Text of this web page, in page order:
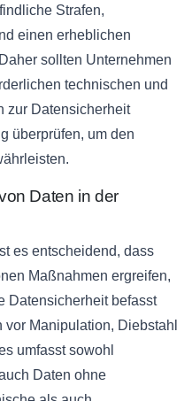
Strafen,
einen erheblichen
sollten Unternehmen
technischen und
zur Datensicherheit
überprüfen, um den
Daten in der
es entscheidend, dass
Maßnahmen ergreifen,
Datensicherheit befasst
Manipulation, Diebstahl
umfasst sowohl
Daten ohne